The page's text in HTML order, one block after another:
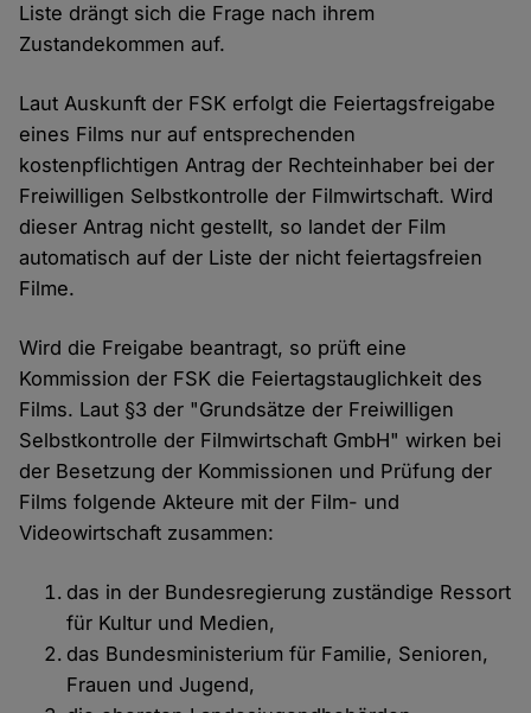
Liste drängt sich die Frage nach ihrem
Zustandekommen auf.
Laut Auskunft der FSK erfolgt die Feiertagsfreigabe
eines Films nur auf entsprechenden
kostenpflichtigen Antrag der Rechteinhaber bei der
Freiwilligen Selbstkontrolle der Filmwirtschaft. Wird
dieser Antrag nicht gestellt, so landet der Film
automatisch auf der Liste der nicht feiertagsfreien
Filme.
Wird die Freigabe beantragt, so prüft eine
Kommission der FSK die Feiertagstauglichkeit des
Films. Laut §3 der "Grundsätze der Freiwilligen
Selbstkontrolle der Filmwirtschaft GmbH" wirken bei
der Besetzung der Kommissionen und Prüfung der
Films folgende Akteure mit der Film- und
Videowirtschaft zusammen:
das in der Bundesregierung zuständige Ressort
für Kultur und Medien,
das Bundesministerium für Familie, Senioren,
Frauen und Jugend,